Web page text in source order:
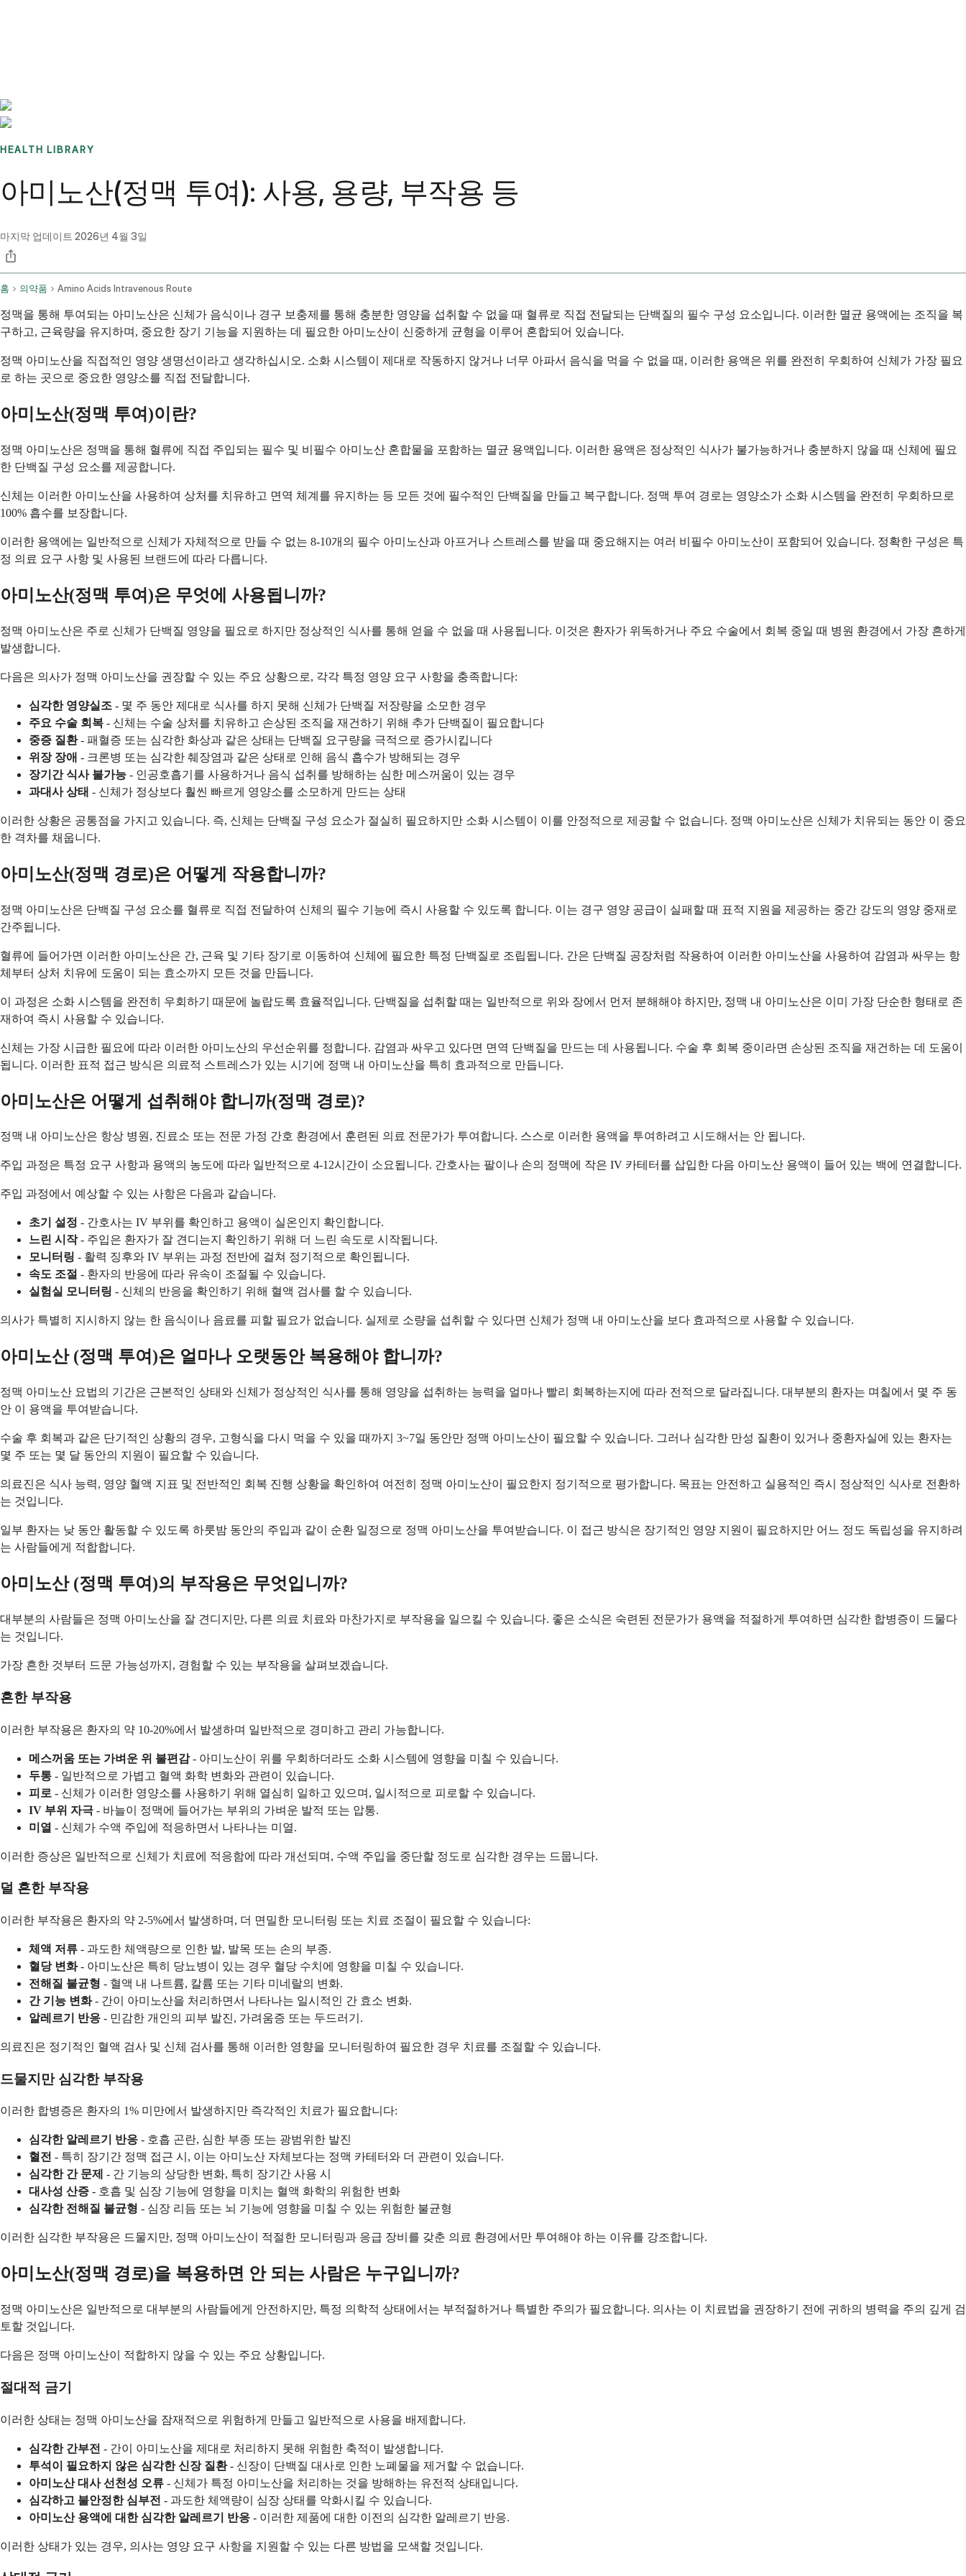
HEALTH LIBRARY
아미노산(정맥 투여): 사용, 용량, 부작용 등
마지막 업데이트 2026년 4월 3일
홈 의약품 Amino Acids Intravenous Route
정맥을 통해 투여되는 아미노산은 신체가 음식이나 경구 보충제를 통해 충분한 영양을 섭취할 수 없을 때 혈류로 직접 전달되는 단백질의 필수 구성 요소입니다. 이러한 멸균 용액에는 조직을 복
구하고, 근육량을 유지하며, 중요한 장기 기능을 지원하는 데 필요한 아미노산이 신중하게 균형을 이루어 혼합되어 있습니다.
정맥 아미노산을 직접적인 영양 생명선이라고 생각하십시오. 소화 시스템이 제대로 작동하지 않거나 너무 아파서 음식을 먹을 수 없을 때, 이러한 용액은 위를 완전히 우회하여 신체가 가장 필요
로 하는 곳으로 중요한 영양소를 직접 전달합니다.
아미노산(정맥 투여)이란?
정맥 아미노산은 정맥을 통해 혈류에 직접 주입되는 필수 및 비필수 아미노산 혼합물을 포함하는 멸균 용액입니다. 이러한 용액은 정상적인 식사가 불가능하거나 충분하지 않을 때 신체에 필요
한 단백질 구성 요소를 제공합니다.
신체는 이러한 아미노산을 사용하여 상처를 치유하고 면역 체계를 유지하는 등 모든 것에 필수적인 단백질을 만들고 복구합니다. 정맥 투여 경로는 영양소가 소화 시스템을 완전히 우회하므로
100% 흡수를 보장합니다.
이러한 용액에는 일반적으로 신체가 자체적으로 만들 수 없는 8-10개의 필수 아미노산과 아프거나 스트레스를 받을 때 중요해지는 여러 비필수 아미노산이 포함되어 있습니다. 정확한 구성은 특
정 의료 요구 사항 및 사용된 브랜드에 따라 다릅니다.
아미노산(정맥 투여)은 무엇에 사용됩니까?
정맥 아미노산은 주로 신체가 단백질 영양을 필요로 하지만 정상적인 식사를 통해 얻을 수 없을 때 사용됩니다. 이것은 환자가 위독하거나 주요 수술에서 회복 중일 때 병원 환경에서 가장 흔하게
발생합니다.
다음은 의사가 정맥 아미노산을 권장할 수 있는 주요 상황으로, 각각 특정 영양 요구 사항을 충족합니다:
심각한 영양실조 - 몇 주 동안 제대로 식사를 하지 못해 신체가 단백질 저장량을 소모한 경우
주요 수술 회복 - 신체는 수술 상처를 치유하고 손상된 조직을 재건하기 위해 추가 단백질이 필요합니다
중증 질환- 패혈증 또는 심각한 화상과 같은 상태는 단백질 요구량을 극적으로 증가시킵니다
위장 장애 - 크론병 또는 심각한 췌장염과 같은 상태로 인해 음식 흡수가 방해되는 경우
장기간 식사 불가능 - 인공호흡기를 사용하거나 음식 섭취를 방해하는 심한 메스꺼움이 있는 경우
과대사 상태 - 신체가 정상보다 훨씬 빠르게 영양소를 소모하게 만드는 상태
이러한 상황은 공통점을 가지고 있습니다. 즉, 신체는 단백질 구성 요소가 절실히 필요하지만 소화 시스템이 이를 안정적으로 제공할 수 없습니다. 정맥 아미노산은 신체가 치유되는 동안 이 중요
한 격차를 채웁니다.
아미노산(정맥 경로)은 어떻게 작용합니까?
정맥 아미노산은 단백질 구성 요소를 혈류로 직접 전달하여 신체의 필수 기능에 즉시 사용할 수 있도록 합니다. 이는 경구 영양 공급이 실패할 때 표적 지원을 제공하는 중간 강도의 영양 중재로
간주됩니다.
혈류에 들어가면 이러한 아미노산은 간, 근육 및 기타 장기로 이동하여 신체에 필요한 특정 단백질로 조립됩니다. 간은 단백질 공장처럼 작용하여 이러한 아미노산을 사용하여 감염과 싸우는 항
체부터 상처 치유에 도움이 되는 효소까지 모든 것을 만듭니다.
이 과정은 소화 시스템을 완전히 우회하기 때문에 놀랍도록 효율적입니다. 단백질을 섭취할 때는 일반적으로 위와 장에서 먼저 분해해야 하지만, 정맥 내 아미노산은 이미 가장 단순한 형태로 존
재하여 즉시 사용할 수 있습니다.
신체는 가장 시급한 필요에 따라 이러한 아미노산의 우선순위를 정합니다. 감염과 싸우고 있다면 면역 단백질을 만드는 데 사용됩니다. 수술 후 회복 중이라면 손상된 조직을 재건하는 데 도움이
됩니다. 이러한 표적 접근 방식은 의료적 스트레스가 있는 시기에 정맥 내 아미노산을 특히 효과적으로 만듭니다.
아미노산은 어떻게 섭취해야 합니까(정맥 경로)?
정맥 내 아미노산은 항상 병원, 진료소 또는 전문 가정 간호 환경에서 훈련된 의료 전문가가 투여합니다. 스스로 이러한 용액을 투여하려고 시도해서는 안 됩니다.
주입 과정은 특정 요구 사항과 용액의 농도에 따라 일반적으로 4-12시간이 소요됩니다. 간호사는 팔이나 손의 정맥에 작은 IV 카테터를 삽입한 다음 아미노산 용액이 들어 있는 백에 연결합니다.
주입 과정에서 예상할 수 있는 사항은 다음과 같습니다.
초기 설정 - 간호사는 IV 부위를 확인하고 용액이 실온인지 확인합니다.
느린 시작- 주입은 환자가 잘 견디는지 확인하기 위해 더 느린 속도로 시작됩니다.
모니터링 - 활력 징후와 IV 부위는 과정 전반에 걸쳐 정기적으로 확인됩니다.
속도 조절 - 환자의 반응에 따라 유속이 조절될 수 있습니다.
실험실 모니터링 - 신체의 반응을 확인하기 위해 혈액 검사를 할 수 있습니다.
의사가 특별히 지시하지 않는 한 음식이나 음료를 피할 필요가 없습니다. 실제로 소량을 섭취할 수 있다면 신체가 정맥 내 아미노산을 보다 효과적으로 사용할 수 있습니다.
아미노산 (정맥 투여)은 얼마나 오랫동안 복용해야 합니까?
정맥 아미노산 요법의 기간은 근본적인 상태와 신체가 정상적인 식사를 통해 영양을 섭취하는 능력을 얼마나 빨리 회복하는지에 따라 전적으로 달라집니다. 대부분의 환자는 며칠에서 몇 주 동
안 이 용액을 투여받습니다.
수술 후 회복과 같은 단기적인 상황의 경우, 고형식을 다시 먹을 수 있을 때까지 3~7일 동안만 정맥 아미노산이 필요할 수 있습니다. 그러나 심각한 만성 질환이 있거나 중환자실에 있는 환자는
몇 주 또는 몇 달 동안의 지원이 필요할 수 있습니다.
의료진은 식사 능력, 영양 혈액 지표 및 전반적인 회복 진행 상황을 확인하여 여전히 정맥 아미노산이 필요한지 정기적으로 평가합니다. 목표는 안전하고 실용적인 즉시 정상적인 식사로 전환하
는 것입니다.
일부 환자는 낮 동안 활동할 수 있도록 하룻밤 동안의 주입과 같이 순환 일정으로 정맥 아미노산을 투여받습니다. 이 접근 방식은 장기적인 영양 지원이 필요하지만 어느 정도 독립성을 유지하려
는 사람들에게 적합합니다.
아미노산 (정맥 투여)의 부작용은 무엇입니까?
대부분의 사람들은 정맥 아미노산을 잘 견디지만, 다른 의료 치료와 마찬가지로 부작용을 일으킬 수 있습니다. 좋은 소식은 숙련된 전문가가 용액을 적절하게 투여하면 심각한 합병증이 드물다
는 것입니다.
가장 흔한 것부터 드문 가능성까지, 경험할 수 있는 부작용을 살펴보겠습니다.
흔한 부작용
이러한 부작용은 환자의 약 10-20%에서 발생하며 일반적으로 경미하고 관리 가능합니다.
메스꺼움 또는 가벼운 위 불편감- 아미노산이 위를 우회하더라도 소화 시스템에 영향을 미칠 수 있습니다.
두통 - 일반적으로 가볍고 혈액 화학 변화와 관련이 있습니다.
피로 - 신체가 이러한 영양소를 사용하기 위해 열심히 일하고 있으며, 일시적으로 피로할 수 있습니다.
IV 부위 자극 - 바늘이 정맥에 들어가는 부위의 가벼운 발적 또는 압통.
미열 - 신체가 수액 주입에 적응하면서 나타나는 미열.
이러한 증상은 일반적으로 신체가 치료에 적응함에 따라 개선되며, 수액 주입을 중단할 정도로 심각한 경우는 드뭅니다.
덜 흔한 부작용
이러한 부작용은 환자의 약 2-5%에서 발생하며, 더 면밀한 모니터링 또는 치료 조절이 필요할 수 있습니다:
체액 저류 - 과도한 체액량으로 인한 발, 발목 또는 손의 부종.
혈당 변화- 아미노산은 특히 당뇨병이 있는 경우 혈당 수치에 영향을 미칠 수 있습니다.
전해질 불균형 - 혈액 내 나트륨, 칼륨 또는 기타 미네랄의 변화.
간 기능 변화- 간이 아미노산을 처리하면서 나타나는 일시적인 간 효소 변화.
알레르기 반응 - 민감한 개인의 피부 발진, 가려움증 또는 두드러기.
의료진은 정기적인 혈액 검사 및 신체 검사를 통해 이러한 영향을 모니터링하여 필요한 경우 치료를 조절할 수 있습니다.
드물지만 심각한 부작용
이러한 합병증은 환자의 1% 미만에서 발생하지만 즉각적인 치료가 필요합니다:
심각한 알레르기 반응 - 호흡 곤란, 심한 부종 또는 광범위한 발진
혈전 - 특히 장기간 정맥 접근 시, 이는 아미노산 자체보다는 정맥 카테터와 더 관련이 있습니다.
심각한 간 문제 - 간 기능의 상당한 변화, 특히 장기간 사용 시
대사성 산증 - 호흡 및 심장 기능에 영향을 미치는 혈액 화학의 위험한 변화
심각한 전해질 불균형 - 심장 리듬 또는 뇌 기능에 영향을 미칠 수 있는 위험한 불균형
이러한 심각한 부작용은 드물지만, 정맥 아미노산이 적절한 모니터링과 응급 장비를 갖춘 의료 환경에서만 투여해야 하는 이유를 강조합니다.
아미노산(정맥 경로)을 복용하면 안 되는 사람은 누구입니까?
정맥 아미노산은 일반적으로 대부분의 사람들에게 안전하지만, 특정 의학적 상태에서는 부적절하거나 특별한 주의가 필요합니다. 의사는 이 치료법을 권장하기 전에 귀하의 병력을 주의 깊게 검
토할 것입니다.
다음은 정맥 아미노산이 적합하지 않을 수 있는 주요 상황입니다.
절대적 금기
이러한 상태는 정맥 아미노산을 잠재적으로 위험하게 만들고 일반적으로 사용을 배제합니다.
심각한 간부전 - 간이 아미노산을 제대로 처리하지 못해 위험한 축적이 발생합니다.
투석이 필요하지 않은 심각한 신장 질환- 신장이 단백질 대사로 인한 노폐물을 제거할 수 없습니다.
아미노산 대사 선천성 오류 - 신체가 특정 아미노산을 처리하는 것을 방해하는 유전적 상태입니다.
심각하고 불안정한 심부전 - 과도한 체액량이 심장 상태를 악화시킬 수 있습니다.
아미노산 용액에 대한 심각한 알레르기 반응 - 이러한 제품에 대한 이전의 심각한 알레르기 반응.
이러한 상태가 있는 경우, 의사는 영양 요구 사항을 지원할 수 있는 다른 방법을 모색할 것입니다.